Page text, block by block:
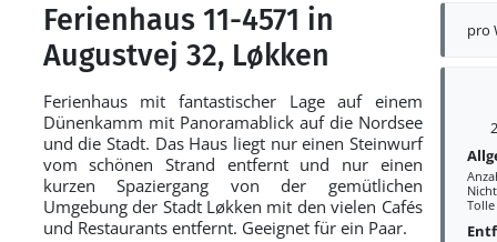
pro
Ferienhaus 11-4571 in
Augustvej 32, Løkken
Ferienhaus mit fantastischer Lage auf einem
Dünenkamm mit Panoramablick auf die Nordsee
und die Stadt. Das Haus liegt nur einen Steinwurf
vom schönen Strand entfernt und nur einen
kurzen Spaziergang von der gemütlichen
Umgebung der Stadt Løkken mit den vielen Cafés
und Restaurants entfernt. Geeignet für ein Paar.